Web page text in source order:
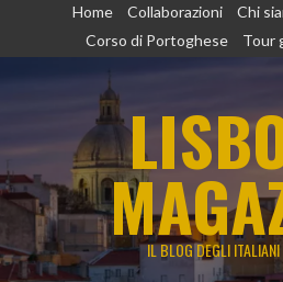
Home Collaborazioni Chi
Corso di Portoghese
Tour
IL BLOG DEGLI